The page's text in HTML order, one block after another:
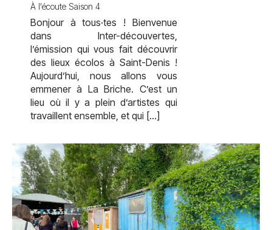
À l'écoute Saison 4
Bonjour à tous·tes ! Bienvenue
dans Inter-découvertes,
l’émission qui vous fait découvrir
des lieux écolos à Saint-Denis !
Aujourd’hui, nous allons vous
emmener à La Briche. C’est un
lieu où il y a plein d’artistes qui
travaillent ensemble, et qui […]